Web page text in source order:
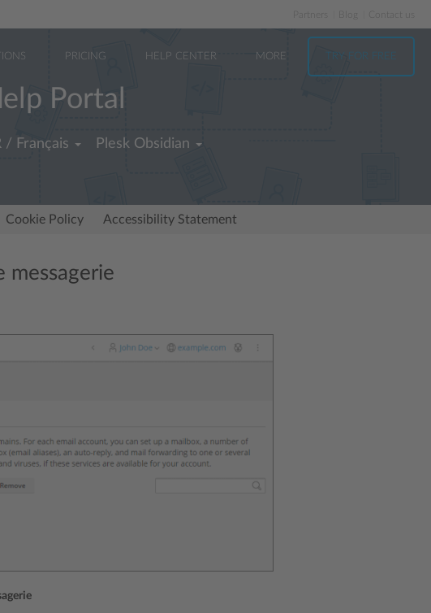
Partners
PRICING HELP CENTER MORE TRY FOR FREE
Portal
/ Français Plesk Obsidian
Cookie Policy Accessibility Statement
messagerie